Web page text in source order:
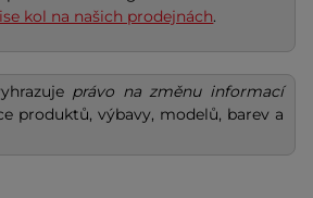
kol na našich prodejnách.
právo na změnu informací
produktů, výbavy, modelů, barev a